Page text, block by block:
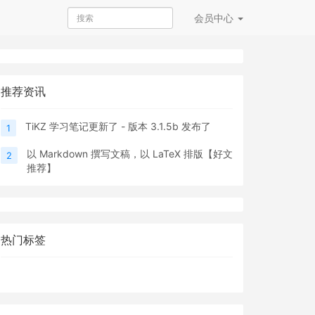
会员中心
推荐资讯
1 TiKZ 学习笔记更新了 - 版本 3.1.5b 发布了
2
以 Markdown 撰写文稿，以 LaTeX 排版【好文
推荐】
热门标签